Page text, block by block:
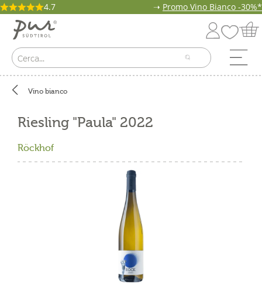
4.7 ➝ Promo Vino Bianco -30%*
Vino bianco
Riesling "Paula" 2022
Röckhof